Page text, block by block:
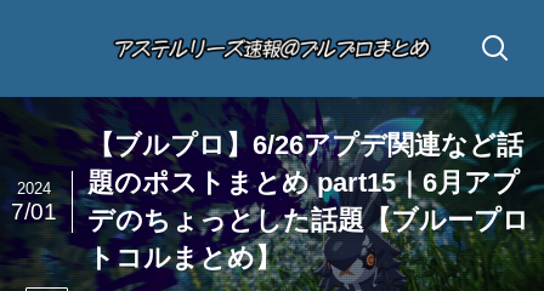
【ブルプロ】6/26アプデ関連など話
題のポストまとめ part15｜6月アプ
デのちょっとした話題【ブループロ
トコルまとめ】
2024
7/01